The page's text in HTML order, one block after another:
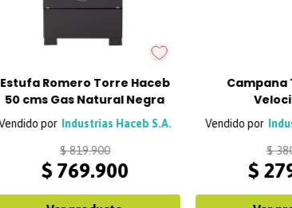
Estufa Romero Torre Haceb
50 cms Gas Natural Negra
Industrias Haceb S.A.
$ 819.900
$ 769.900
Campana
$
$